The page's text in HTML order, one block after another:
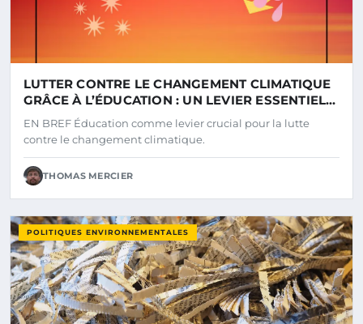
LUTTER CONTRE LE CHANGEMENT CLIMATIQUE
GRÂCE À L’ÉDUCATION : UN LEVIER ESSENTIEL
POUR NOTRE AVENIR
EN BREF Éducation comme levier crucial pour la lutte
contre le changement climatique.
THOMAS MERCIER
POLITIQUES ENVIRONNEMENTALES